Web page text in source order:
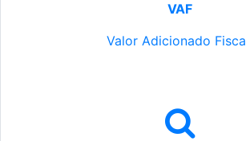
VAF
Valor Adicionado